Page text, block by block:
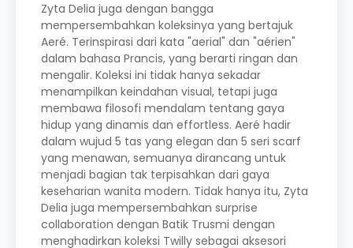
Zyta Delia juga dengan bangga
mempersembahkan koleksinya yang bertajuk
Aeré. Terinspirasi dari kata "aerial" dan "aérien"
dalam bahasa Prancis, yang berarti ringan dan
mengalir. Koleksi ini tidak hanya sekadar
menampilkan keindahan visual, tetapi juga
membawa filosofi mendalam tentang gaya
hidup yang dinamis dan effortless. Aeré hadir
dalam wujud 5 tas yang elegan dan 5 seri scarf
yang menawan, semuanya dirancang untuk
menjadi bagian tak terpisahkan dari gaya
keseharian wanita modern. Tidak hanya itu, Zyta
Delia juga mempersembahkan surprise
collaboration dengan Batik Trusmi dengan
menghadirkan koleksi Twilly sebagai aksesori